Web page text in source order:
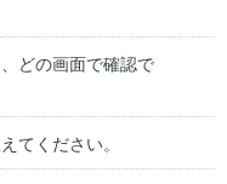
どの画面で確認で
てください。